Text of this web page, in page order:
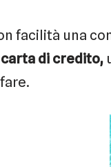
facilità una
di credito,